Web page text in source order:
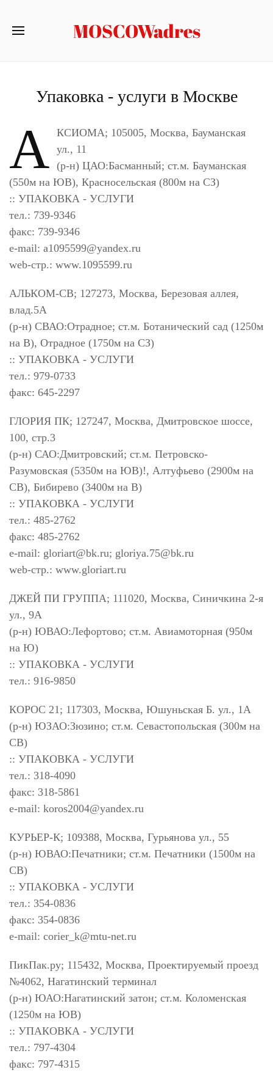
MOSCOWadres
Упаковка - услуги в Москве
А КСИОМА; 105005, Москва, Бауманская
ул., 11
(р-н) ЦАО:Басманный; ст.м. Бауманская
(550м на ЮВ), Красносельская (800м на СЗ)
:: УПАКОВКА - УСЛУГИ
тел.: 739-9346
факс: 739-9346
e-mail: a1095599@yandex.ru
web-стр.: www.1095599.ru
АЛЬКОМ-СВ; 127273, Москва, Березовая аллея,
влад.5А
(р-н) СВАО:Отрадное; ст.м. Ботанический сад (1250м
на В), Отрадное (1750м на СЗ)
:: УПАКОВКА - УСЛУГИ
тел.: 979-0733
факс: 645-2297
ГЛОРИЯ ПК; 127247, Москва, Дмитровское шоссе,
100, стр.3
(р-н) САО:Дмитровский; ст.м. Петровско-
Разумовская (5350м на ЮВ)!, Алтуфьево (2900м на
СВ), Бибирево (3400м на В)
:: УПАКОВКА - УСЛУГИ
тел.: 485-2762
факс: 485-2762
e-mail: gloriart@bk.ru; gloriya.75@bk.ru
web-стр.: www.gloriart.ru
ДЖЕЙ ПИ ГРУППА; 111020, Москва, Синичкина 2-я
ул., 9А
(р-н) ЮВАО:Лефортово; ст.м. Авиамоторная (950м
на Ю)
:: УПАКОВКА - УСЛУГИ
тел.: 916-9850
КОРОС 21; 117303, Москва, Юшуньская Б. ул., 1А
(р-н) ЮЗАО:Зюзино; ст.м. Севастопольская (300м на
СВ)
:: УПАКОВКА - УСЛУГИ
тел.: 318-4090
факс: 318-5861
e-mail: koros2004@yandex.ru
КУРЬЕР-К; 109388, Москва, Гурьянова ул., 55
(р-н) ЮВАО:Печатники; ст.м. Печатники (1500м на
СВ)
:: УПАКОВКА - УСЛУГИ
тел.: 354-0836
факс: 354-0836
e-mail: corier_k@mtu-net.ru
ПикПак.ру; 115432, Москва, Проектируемый проезд
№4062, Нагатинский терминал
(р-н) ЮАО:Нагатинский затон; ст.м. Коломенская
(1250м на ЮВ)
:: УПАКОВКА - УСЛУГИ
тел.: 797-4304
факс: 797-4315